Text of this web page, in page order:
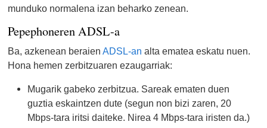
munduko normalena izan beharko zenean.
Pepephoneren ADSL-a
Ba, azkenean beraienADSL-an alta ematea eskatu nuen.
Hona hemen zerbitzuaren ezaugarriak:
Mugarik gabeko zerbitzua. Sareak ematen duen
guztia eskaintzen dute (segun non bizi zaren, 20
Mbps-tara iritsi daiteke. Nirea 4 Mbps-tara iristen da.)